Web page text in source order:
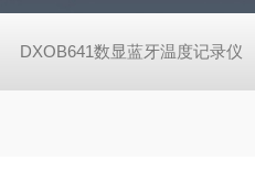
DXOB641数显蓝牙温度记录仪